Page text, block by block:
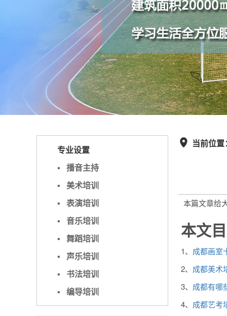
专业设置
▪ 播音主持
▪
美术培训
▪ 表演培训
▪
音乐培训
▪ 舞蹈培训
▪
声乐培训
▪
书法培训
▪ 编导培训
 当前位
本篇文章给
本文
1、 成都画室
2、 成都美术
3、 成都有哪
4、 成都艺考